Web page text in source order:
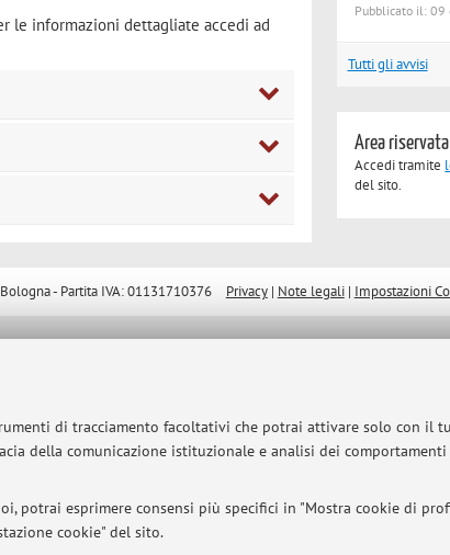
di tracciamento facoltativi che potrai attivare solo con il
della comunicazione istituzionale e analisi dei
potrai esprimere consensi più specifici in "Mostra cookie di
cookie" del sito.
le informazioni dettagliate accedi ad
Pubblicato il:
Tutti gli avvisi
Area riservata
Accedi tramite
del sito.
- Partita IVA: 01131710376 Privacy| Note legali| Impostazioni